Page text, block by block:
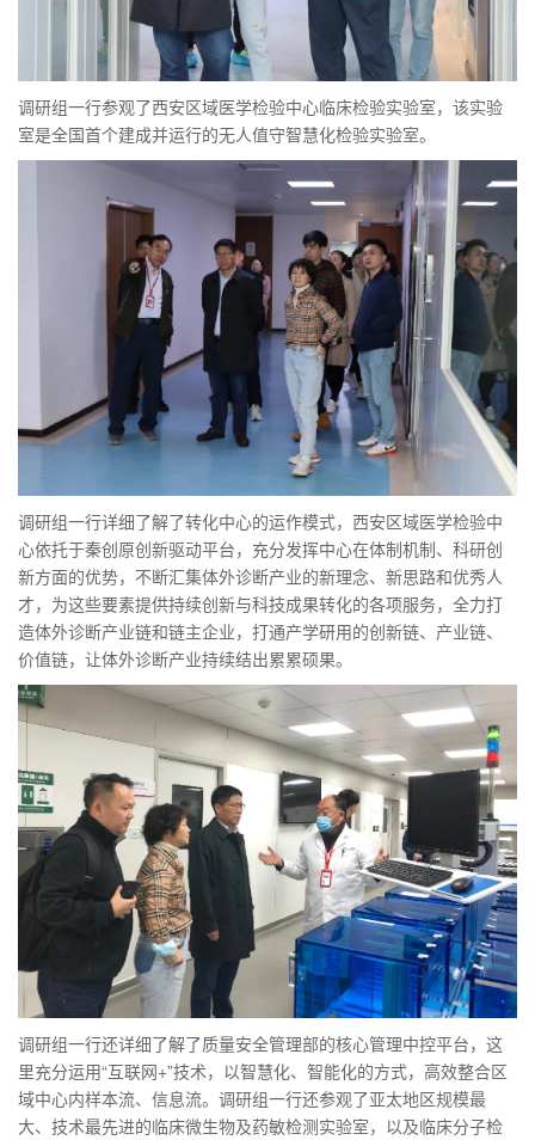
调研组一行参观了西安区域医学检验中心临床检验实验室，该实验
室是全国首个建成并运行的无人值守智慧化检验实验室。
调研组一行详细了解了转化中心的运作模式，西安区域医学检验中
心依托于秦创原创新驱动平台，充分发挥中心在体制机制、科研创
新方面的优势，不断汇集体外诊断产业的新理念、新思路和优秀人
才，为这些要素提供持续创新与科技成果转化的各项服务，全力打
造体外诊断产业链和链主企业，打通产学研用的创新链、产业链、
价值链，让体外诊断产业持续结出累累硕果。
调研组一行还详细了解了质量安全管理部的核心管理中控平台，这
里充分运用“互联网+”技术，以智慧化、智能化的方式，高效整合区
域中心内样本流、信息流。调研组一行还参观了亚太地区规模最
大、技术最先进的临床微生物及药敏检测实验室，以及临床分子检